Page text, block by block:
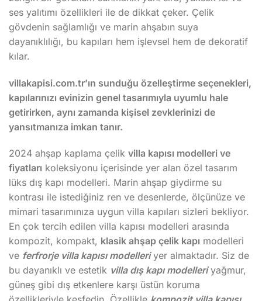
ses yalıtımı özellikleri ile de dikkat çeker. Çelik
gövdenin sağlamlığı ve marin ahşabın suya
dayanıklılığı, bu kapıları hem işlevsel hem de dekoratif
kılar.
villakapisi.com.tr’ın sunduğu özelleştirme seçenekleri,
kapılarınızı evinizin genel tasarımıyla uyumlu hale
getirirken, aynı zamanda kişisel zevklerinizi de
yansıtmanıza imkan tanır.
2024 ahşap kaplama çelik villa kapısı modelleri ve
fiyatları koleksiyonu içerisinde yer alan özel tasarım
lüks dış kapı modelleri. Marin ahşap giydirme su
kontrası ile istediğiniz ren ve desenlerde, ölçünüze ve
mimari tasarımınıza uygun villa kapıları sizleri bekliyor.
En çok tercih edilen villa kapısı modelleri arasında
kompozit, kompakt, klasik ahşap çelik kapı modelleri
ve ferfrorje villa kapısı modelleriyer almaktadır. Siz de
bu dayanıklı ve estetik villa dış kapı modelleriyağmur,
güneş gibi dış etkenlere karşı üstün koruma